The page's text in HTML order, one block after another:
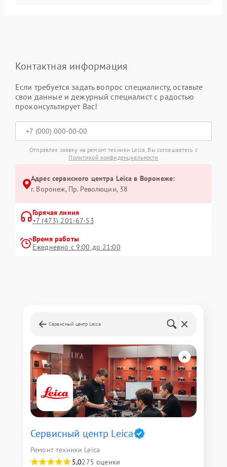
Контактная информация
Если требуется задать вопрос специалисту, оставьте
свои данные и дежурный специалист с радостью
проконсультирует Вас!
Отправляя заявку на ремонт техники Leica, Вы соглашаетесь с
Политикой конфиденциальности
Адрес сервисного центра Leica в Воронеже:
г. Воронеж, Пр. Революции, 38
Горячая линия
+7 (473) 201-67-53
Время работы
Ежедневно с 9:00 до 21:00
Сервисный центр Leica
Сервисный центр Leica
Ремонт техники Leica
5,0275 оценки